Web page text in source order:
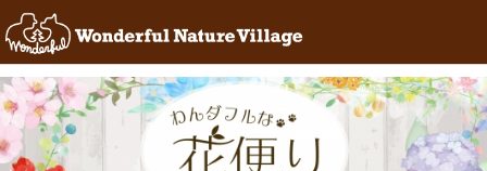
RSS Feedly